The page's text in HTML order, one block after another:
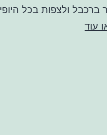
ברכבל ולצפות בכל היופי
עודמונז'ואיק